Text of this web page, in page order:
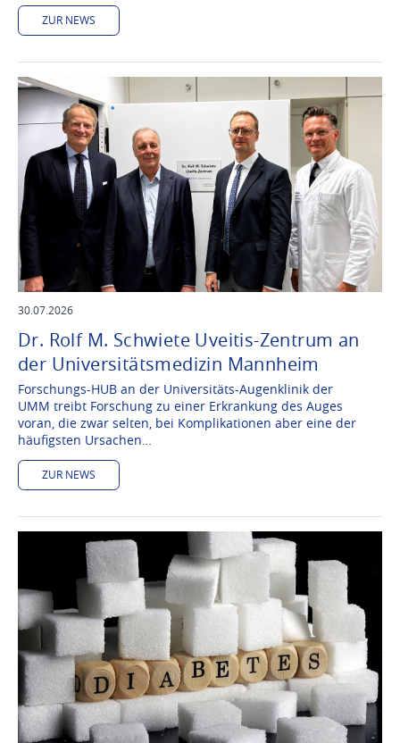
ZUR NEWS
30.07.2026
Dr. Rolf M. Schwiete Uveitis-Zentrum an
der Universitätsmedizin Mannheim
Forschungs-HUB an der Universitäts-Augenklinik der
UMM treibt Forschung zu einer Erkrankung des Auges
voran, die zwar selten, bei Komplikationen aber eine der
häufigsten Ursachen…
ZUR NEWS